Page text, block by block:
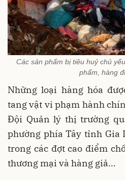
Các sản phẩm bị tiêu huỷ chủ
phẩm, hàng
Những loại hàng hóa
tang vật vi phạm hành
Đội Quản lý thị trường
phường phía Tây tỉnh
trong các đợt cao điểm
thương mại và hàng giả…